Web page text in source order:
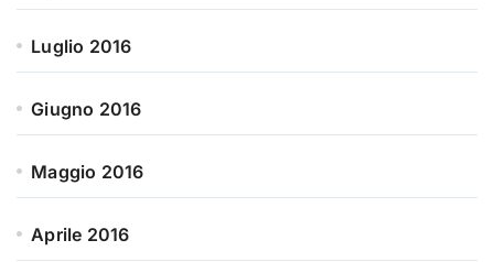
Luglio 2016
Giugno 2016
Maggio 2016
Aprile 2016